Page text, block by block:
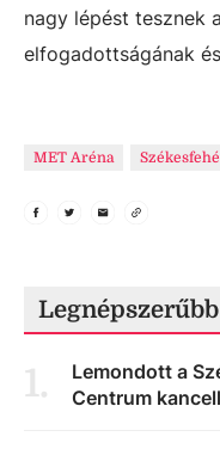
nagy lépést tesznek
elfogadottságának
MET Aréna
Legnépszerűbb
1.
Lemondott a
Centrum